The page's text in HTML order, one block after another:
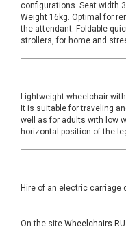
configurations. Seat width
Weight 16kg. Optimal for
the attendant. Foldable
strollers, for home and
Lightweight wheelchair
It is suitable for traveling
well as for adults with low
horizontal position of the
Hire of an electric carriage
On the site Wheelchairs RU